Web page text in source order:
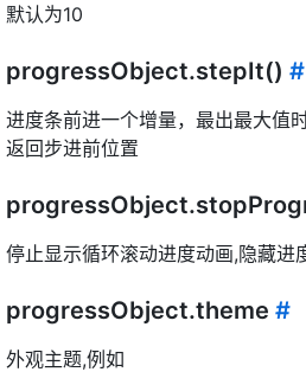
默认为10
progressObject.stepIt() #
进度条前进一个增量，最出最大值
返回步进前位置
停止显示循环滚动进度动画,隐藏进
progressObject.theme #
外观主题,例如